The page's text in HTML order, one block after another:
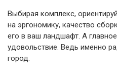
Выбирая комплекс,
на эргономику, качество
его в ваш ландшафт. А
удовольствие. Ведь именно
город.